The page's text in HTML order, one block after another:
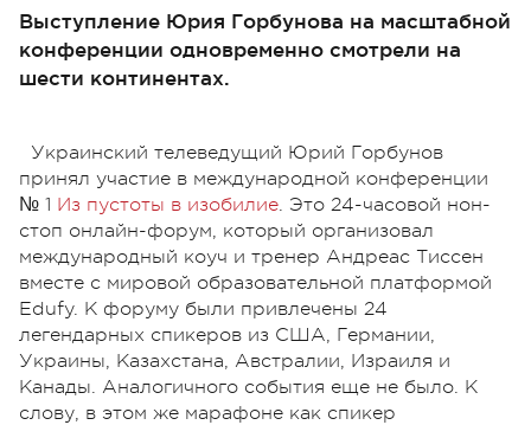
Выступление Юрия Горбунова на масштабной
конференции одновременно смотрели на
шести континентах.
Украинский телеведущий Юрий Горбунов
принял участие в международной конференции
№ 1 Из пустоты в изобилие. Это 24-часовой нон-
стоп онлайн-форум, который организовал
международный коуч и тренер Андреас Тиссен
вместе с мировой образовательной платформой
Edufy. К форуму были привлечены 24
легендарных спикеров из США, Германии,
Украины, Казахстана, Австралии, Израиля и
Канады. Аналогичного события еще не было. К
слову, в этом же марафоне как спикер